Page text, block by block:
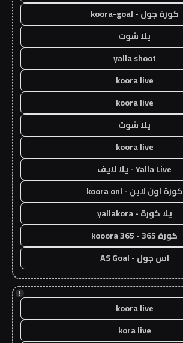
كورة جول - koora-goal
يلا شوت
yalla shoot
koora live
koora live
يلا شوت
koora live
Yalla Live - يلا لايف
كورة اون لاين - koora onl
يلا كورة - yallakora
كورة 365 - kooora 365
اس جول - AS Goal
!
koora live
kora live